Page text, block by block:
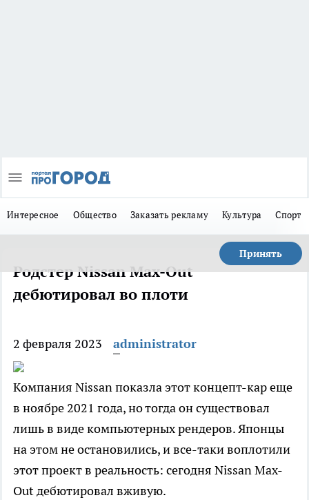
Интересное Общество Заказать рекламу Культура Спорт
Принять
Родстер Nissan Max-Out
дебютировал во плоти
2 февраля 2023 administrator
Компания Nissan показла этот концепт-кар еще
в ноябре 2021 года, но тогда он существовал
лишь в виде компьютерных рендеров. Японцы
на этом не остановились, и все-таки воплотили
этот проект в реальность: сегодня Nissan Max-
Out дебютировал вживую.